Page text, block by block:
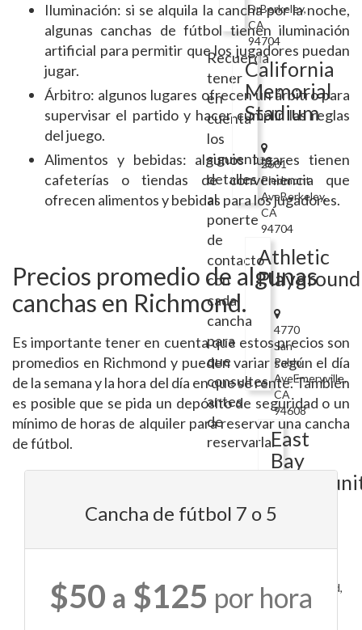
DrBerkeley,
CA
94704
California
Memorial
Stadium
2601
Piedmont
AveBerkeley,
CA
94704
Athletic
Playground
4770
San
Pablo
AveEmeryville,
CA
94608
East
Bay
Space
StOakland,
CA
Recuerda
tener
en
cuenta
los
siguientes
detalles
al
ponerte
de
contacto
con
cada
cancha
para
que
consultes
antes
de
reservarla.
La
un
Iluminación: si se alquila la cancha por la noche,
algunas canchas de fútbol tienen iluminación
artificial para permitir que los jugadores puedan
jugar.
Árbitro: algunos lugares ofrecen un árbitro para
supervisar el partido y hacer cumplir las reglas
del juego.
Alimentos y bebidas: algunos lugares tienen
cafeterías o tiendas de conveniencia que
ofrecen alimentos y bebidas para los jugadores.
Precios promedio de algunas
canchas en Richmond.
Es importante tener en cuenta que estos precios son
promedios en Richmond y pueden variar según el día
de la semana y la hora del día en que se rente. También
es posible que se pida un depósito de seguridad o un
mínimo de horas de alquiler para reservar una cancha
de fútbol.
Cancha de fútbol 7 o 5
$50 a $125 por hora